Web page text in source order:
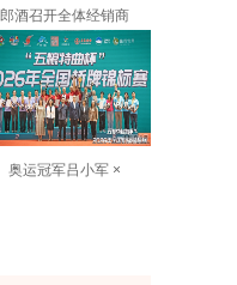
郎酒召开全体经销商
奥运冠军吕小军 ×